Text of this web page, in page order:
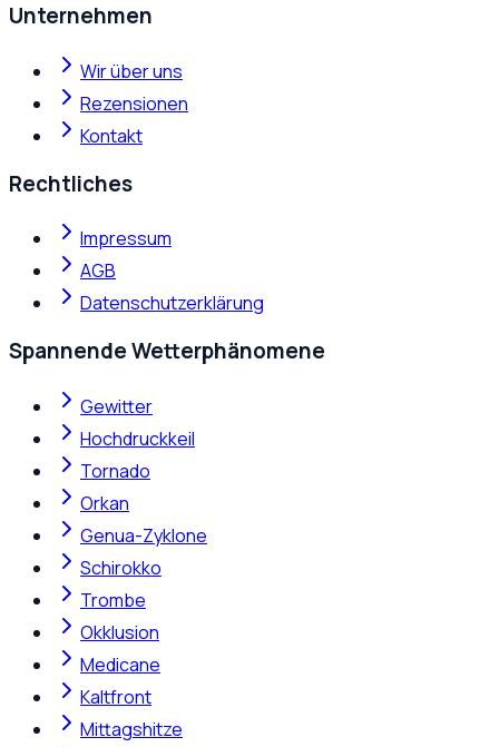
Unternehmen
Wir über uns
Rezensionen
Kontakt
Rechtliches
Impressum
AGB
Datenschutzerklärung
Spannende Wetterphänomene
Gewitter
Hochdruckkeil
Tornado
Orkan
Genua-Zyklone
Schirokko
Trombe
Okklusion
Medicane
Kaltfront
Mittagshitze